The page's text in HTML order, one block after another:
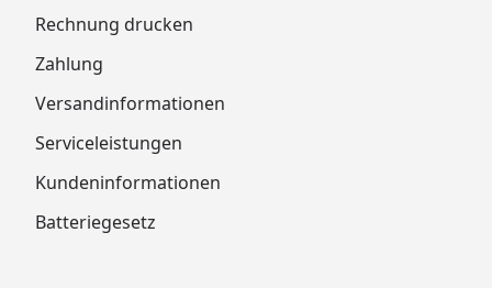
Rechnung drucken
Zahlung
Versandinformationen
Serviceleistungen
Kundeninformationen
Batteriegesetz